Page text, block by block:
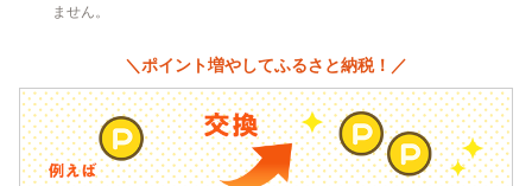
ません。
＼ポイント増やしてふるさと納税！／